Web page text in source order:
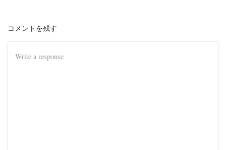
コメントを残す